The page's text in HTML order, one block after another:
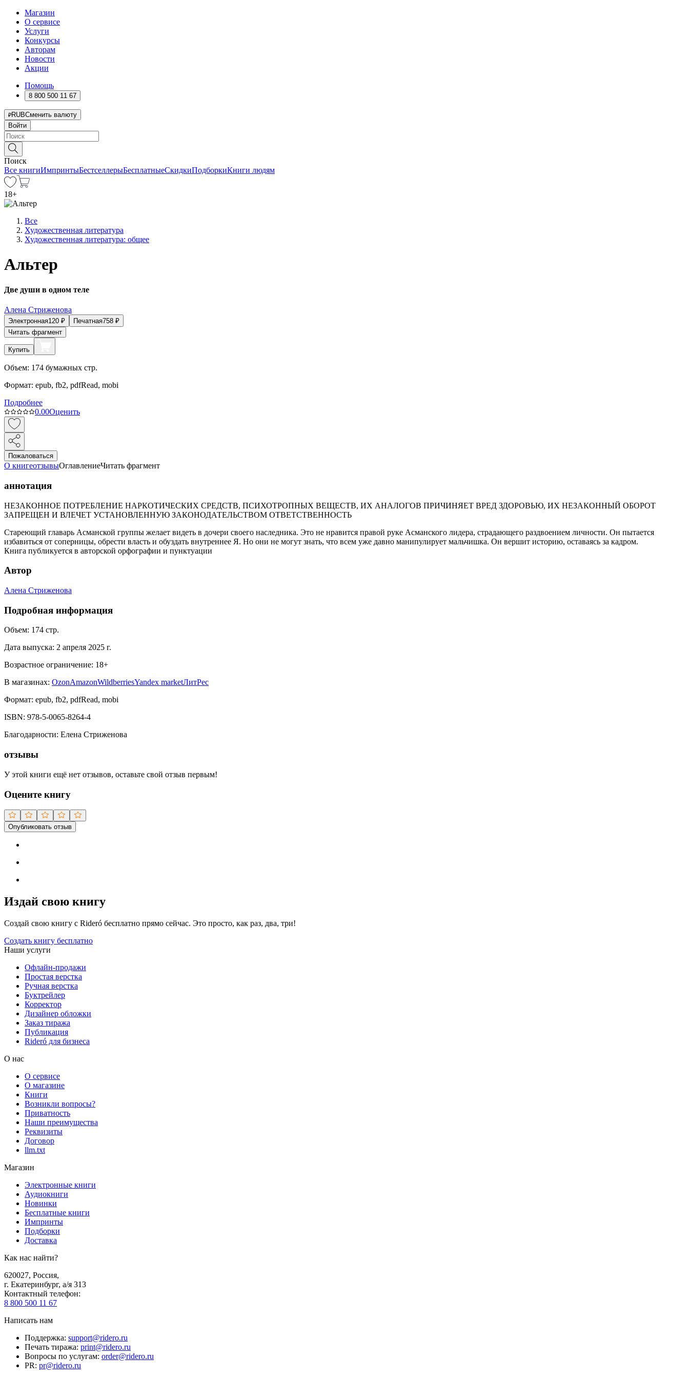
Магазин
О сервисе
Услуги
Конкурсы
Авторам
Новости
Акции
Помощь
8 800 500 11 67
RUBСменить валюту
Войти
Поиск
Все книгиИмпринтыБестселлерыБесплатныеСкидкиПодборкиКниги людям
18+
Все
Художественная литература
Художественная литература: общее
Альтер
Две души в одном теле
Алена Стриженова
Электронная120 ₽ Печатная758 ₽
Читать фрагмент
Купить
Объем: 174 бумажных стр.
Формат: epub, fb2, pdfRead, mobi
Подробнее
0.00Оценить
Пожаловаться
О книгеотзывыОглавлениеЧитать фрагмент
аннотация
НЕЗАКОННОЕ ПОТРЕБЛЕНИЕ НАРКОТИЧЕСКИХ СРЕДСТВ, ПСИХОТРОПНЫХ ВЕЩЕСТВ, ИХ АНАЛОГОВ ПРИЧИНЯЕТ ВРЕД ЗДОРОВЬЮ, ИХ НЕЗАКОННЫЙ ОБОРОТ
ЗАПРЕЩЕН И ВЛЕЧЕТ УСТАНОВЛЕННУЮ ЗАКОНОДАТЕЛЬСТВОМ ОТВЕТСТВЕННОСТЬ
Стареющий главарь Асманской группы желает видеть в дочери своего наследника. Это не нравится правой руке Асманского лидера, страдающего раздвоением личности. Он пытается
избавиться от соперницы, обрести власть и обуздать внутреннее Я. Но они не могут знать, что всем уже давно манипулирует мальчишка. Он вершит историю, оставаясь за кадром.
Книга публикуется в авторской орфографии и пунктуации
Автор
Алена Стриженова
Подробная информация
Объем: 174 стр.
Дата выпуска: 2 апреля 2025 г.
Возрастное ограничение: 18+
В магазинах: OzonAmazonWildberriesYandex marketЛитРес
Формат: epub, fb2, pdfRead, mobi
ISBN: 978-5-0065-8264-4
Благодарности: Елена Стриженова
отзывы
У этой книги ещё нет отзывов, оставьте свой отзыв первым!
Оцените книгу
Опубликовать отзыв
Издай свою книгу
Создай свою книгу с Rideró бесплатно прямо сейчас. Это просто, как раз, два, три!
Создать книгу бесплатно
Наши услуги
Офлайн-продажи
Простая верстка
Ручная верстка
Буктрейлер
Корректор
Дизайнер обложки
Заказ тиража
Публикация
Rideró для бизнеса
О нас
О сервисе
О магазине
Книги
Возникли вопросы?
Приватность
Наши преимущества
Реквизиты
Договор
llm.txt
Магазин
Электронные книги
Аудиокниги
Новинки
Бесплатные книги
Импринты
Подборки
Доставка
Как нас найти?
620027, Россия,
г. Екатеринбург, а/я 313
Контактный телефон:
8 800 500 11 67
Написать нам
Поддержка: support@ridero.ru
Печать тиража: print@ridero.ru
Вопросы по услугам: order@ridero.ru
PR: pr@ridero.ru